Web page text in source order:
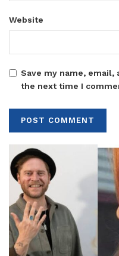
Website
Save my name,
the next time I